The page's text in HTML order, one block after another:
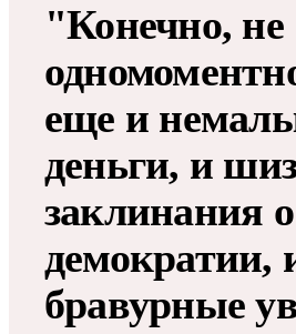
"Конечно, не
еще и
деньги, и
заклинания о
демократии,
бравурные